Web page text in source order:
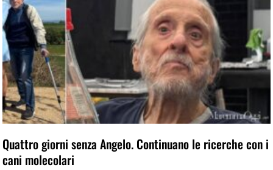
Quattro giorni senza Angelo. Continuano le ricerche con i
cani molecolari